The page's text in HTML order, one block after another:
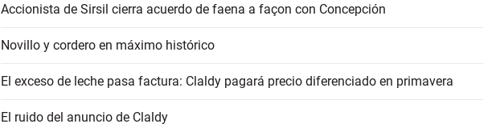
Accionista de Sirsil cierra acuerdo de faena a façon con Concepción
Novillo y cordero en máximo histórico
El exceso de leche pasa factura: Claldy pagará precio diferenciado en primavera
El ruido del anuncio de Claldy